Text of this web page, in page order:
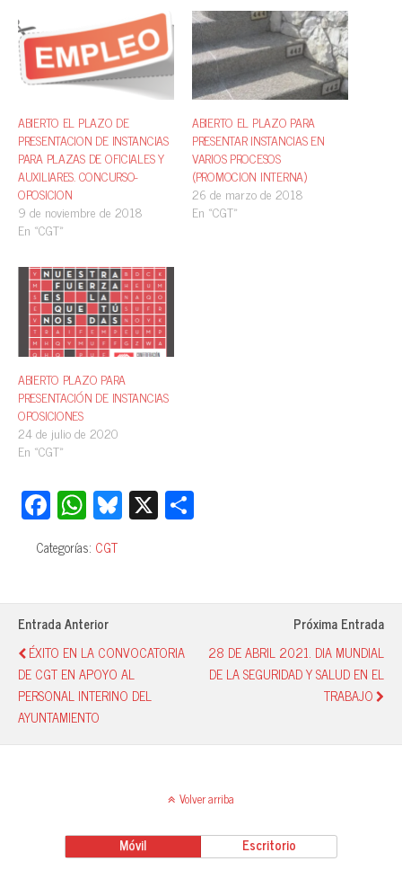
ABIERTO EL PLAZO DE
PRESENTACION DE INSTANCIAS
PARA PLAZAS DE OFICIALES Y
AUXILIARES. CONCURSO-
OPOSICION
9 de noviembre de 2018
En «CGT»
ABIERTO EL PLAZO PARA
PRESENTAR INSTANCIAS EN
VARIOS PROCESOS
(PROMOCION INTERNA)
26 de marzo de 2018
En «CGT»
ABIERTO PLAZO PARA
PRESENTACIÓN DE INSTANCIAS
OPOSICIONES
24 de julio de 2020
En «CGT»
Fa
ce
bo
ok
W
ha
ts
A
pp
Bl
ue
y
X
pa
Categorías: CGT
Entrada Anterior
ÉXITO EN LA CONVOCATORIA
DE CGT EN APOYO AL
PERSONAL INTERINO DEL
AYUNTAMIENTO
Próxima Entrada
28 DE ABRIL 2021. DIA MUNDIAL
DE LA SEGURIDAD Y SALUD EN EL
TRABAJO
Volver arriba
Móvil Escritorio